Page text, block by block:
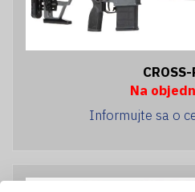
Na
Informujte sa o